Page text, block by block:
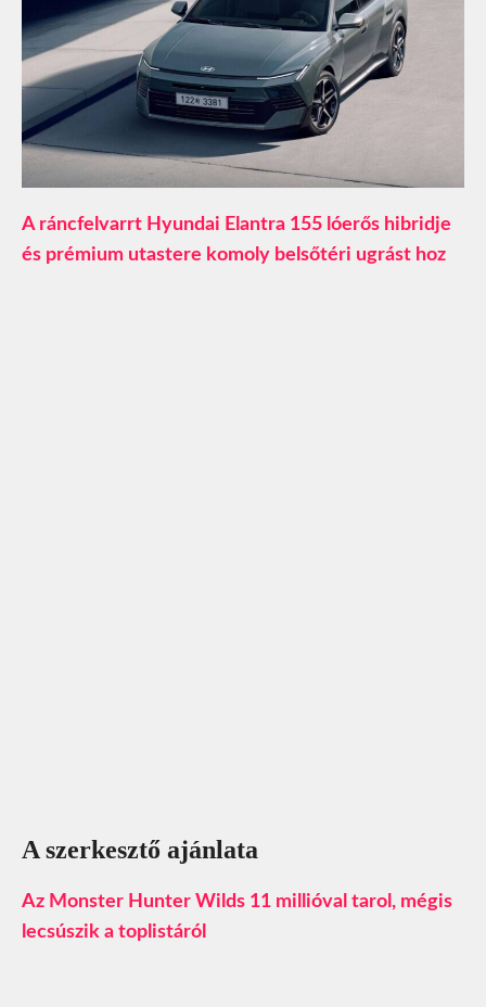
A ráncfelvarrt Hyundai Elantra 155 lóerős hibridje
és prémium utastere komoly belsőtéri ugrást hoz
A szerkesztő ajánlata
Az Monster Hunter Wilds 11 millióval tarol, mégis
lecsúszik a toplistáról